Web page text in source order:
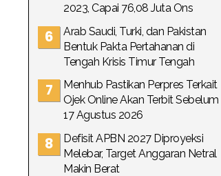
2023, Capai 76,08 Juta Ons
Arab Saudi, Turki, dan Pakistan
Bentuk Pakta Pertahanan di
Tengah Krisis Timur Tengah
Menhub Pastikan Perpres Terkait
Ojek Online Akan Terbit Sebelum
17 Agustus 2026
Defisit APBN 2027 Diproyeksi
Melebar, Target Anggaran Netral
Makin Berat